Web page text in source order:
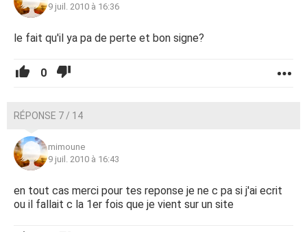
9 juil. 2010 à 16:36
le fait qu'il ya pa de perte et bon signe?
0
RÉPONSE 7 / 14
mimoune
9 juil. 2010 à 16:43
en tout cas merci pour tes reponse je ne c pa si j'ai ecrit
ou il fallait c la 1er fois que je vient sur un site